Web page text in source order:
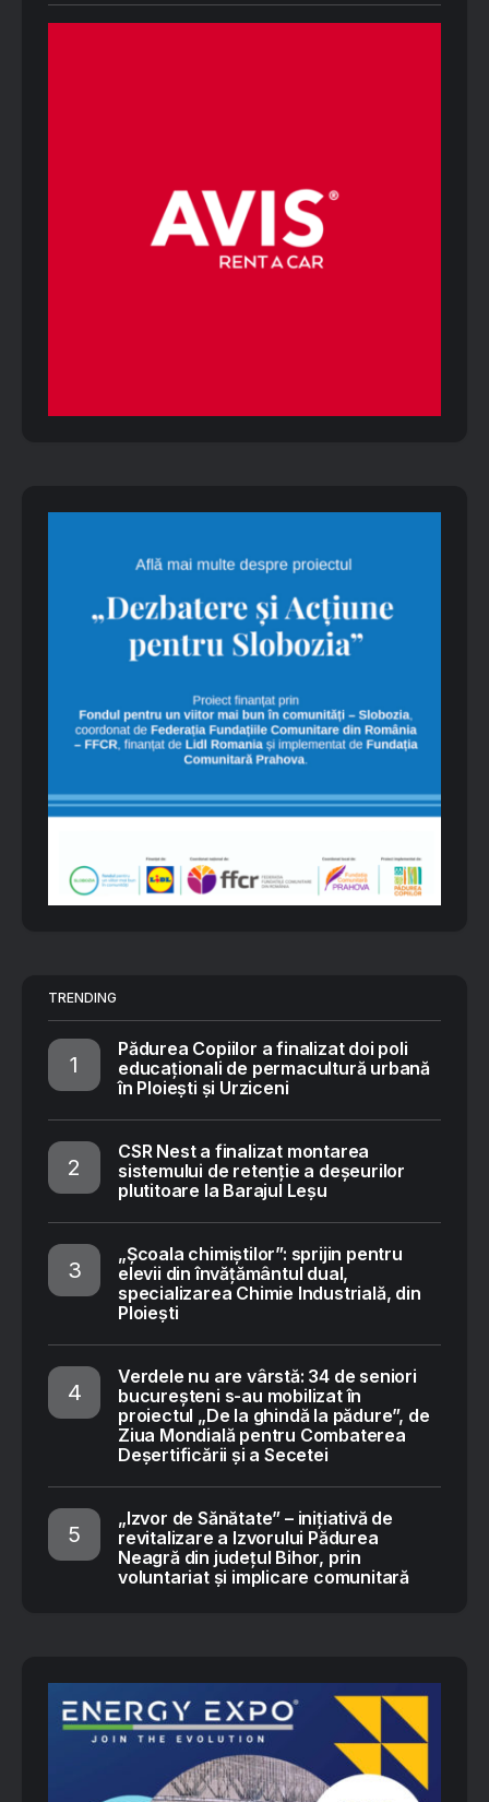
TRENDING
Pădurea Copiilor a finalizat doi poli
educaționali de permacultură urbană
în Ploiești și Urziceni
CSR Nest a finalizat montarea
sistemului de retenție a deșeurilor
plutitoare la Barajul Leșu
„Școala chimiștilor”: sprijin pentru
elevii din învățământul dual,
specializarea Chimie Industrială, din
Ploiești
Verdele nu are vârstă: 34 de seniori
bucureșteni s-au mobilizat în
proiectul „De la ghindă la pădure”, de
Ziua Mondială pentru Combaterea
Deșertificării și a Secetei
„Izvor de Sănătate” – inițiativă de
revitalizare a Izvorului Pădurea
Neagră din județul Bihor, prin
voluntariat și implicare comunitară